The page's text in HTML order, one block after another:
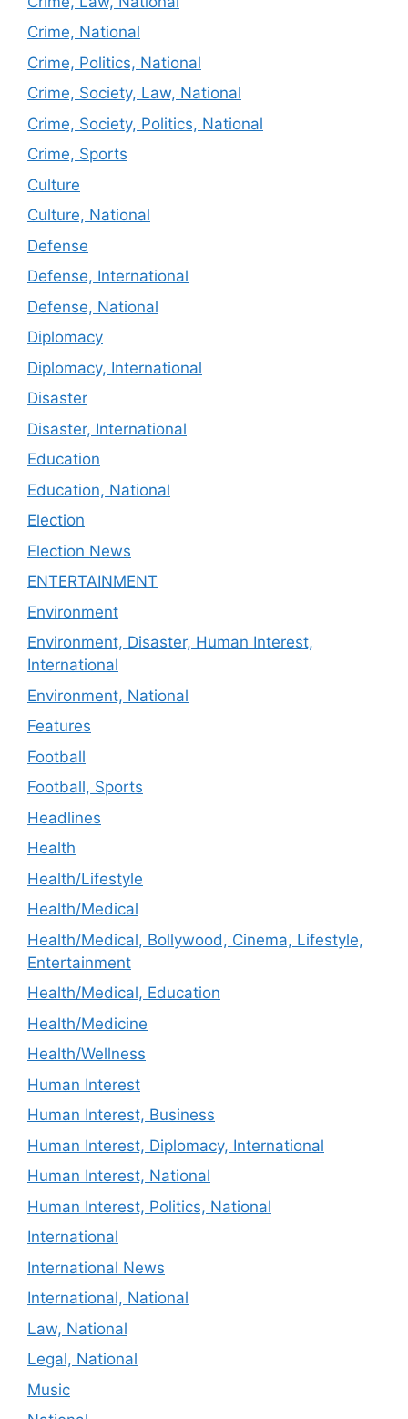
Crime, National
Crime, Politics, National
Crime, Society, Law, National
Crime, Society, Politics, National
Crime, Sports
Culture
Culture, National
Defense
Defense, International
Defense, National
Diplomacy
Diplomacy, International
Disaster
Disaster, International
Education
Education, National
Election
Election News
ENTERTAINMENT
Environment
Environment, Disaster, Human Interest,
International
Environment, National
Features
Football
Football, Sports
Headlines
Health
Health/Lifestyle
Health/Medical
Health/Medical, Bollywood, Cinema, Lifestyle,
Entertainment
Health/Medical, Education
Health/Medicine
Health/Wellness
Human Interest
Human Interest, Business
Human Interest, Diplomacy, International
Human Interest, National
Human Interest, Politics, National
International
International News
International, National
Law, National
Legal, National
Music